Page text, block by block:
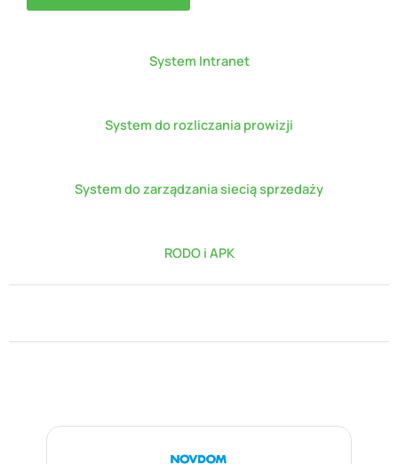
System Intranet
System do rozliczania prowizji
System do zarządzania siecią sprzedaży
RODO i APK